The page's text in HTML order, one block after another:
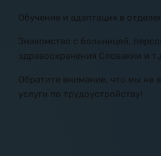
Обучение и адаптация в
Знакомство с больницей,
здравоохранения Словакии и
Обратите внимание, что мы не
услуги по трудоустройству!